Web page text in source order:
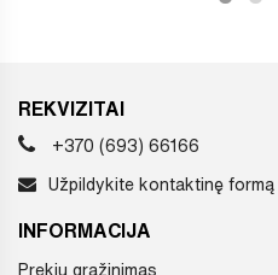
REKVIZITAI
+370 (693) 66166
Užpildykite kontaktinę formą
INFORMACIJA
Prekių grąžinimas